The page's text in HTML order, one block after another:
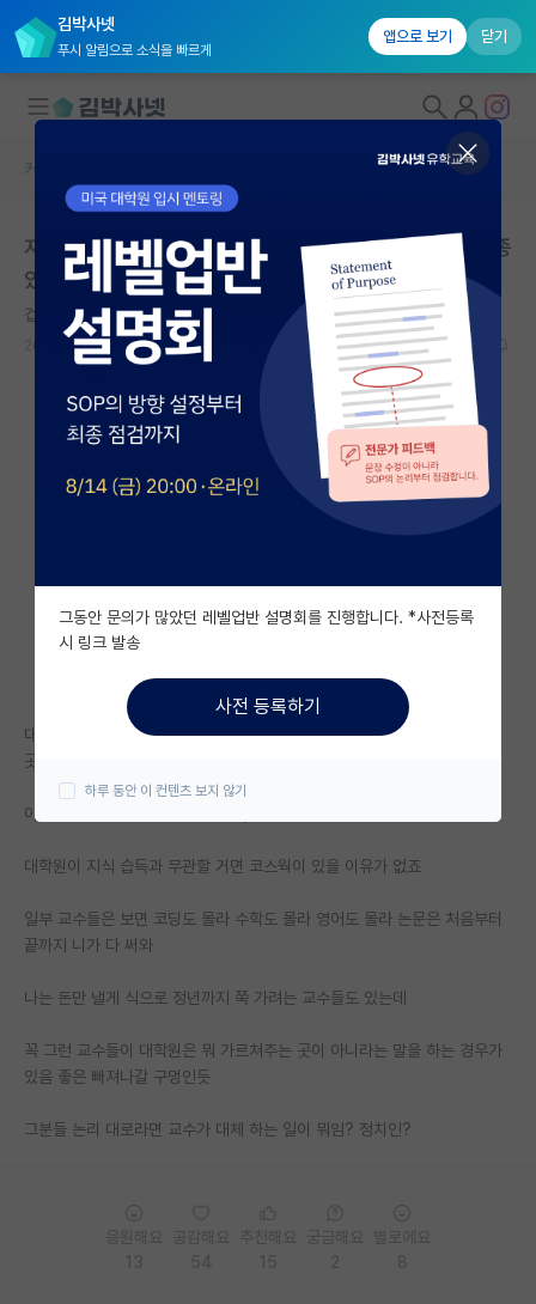
김박사넷
푸시 알림으로 소식을 빠르게
앱으로 보기 닫기
대학원생 모집
국내대학원 정보
연구실&오픈랩
커뮤니티
커뮤니티 홈
전체글보기
베스트 게시판
자유 게시판(아무개랩)
미국 유학 게시판
미국 대학원 합격 후기 게시판
대학원생 모집 게시판
연구실(PI) 홍보 게시판
석박사 채용 정보 게시판
임용 정보 게시판
임용 후기 게시판
커뮤니티 홈
자신의 무능력을 대학원의 특성에 호소하는 교수들도 종종
있는듯
겁먹은 갈릴레오 갈릴레이*
2024.03.07
45 14352
대학원은 부족한 거 가르쳐주는 곳이 아니라 이제까지 배운 걸로 연구하는
곳~
이 말은 거시적으로는 맞는 말인데,
대학원이 지식 습득과 무관할 거면 코스웍이 있을 이유가 없죠
일부 교수들은 보면 코딩도 몰라 수학도 몰라 영어도 몰라 논문은 처음부터
끝까지 니가 다 써와
나는 돈만 낼게 식으로 정년까지 쭉 가려는 교수들도 있는데
꼭 그런 교수들이 대학원은 뭐 가르쳐주는 곳이 아니라는 말을 하는 경우가
있음 좋은 빠져나갈 구멍인듯
그분들 논리 대로라면 교수가 대체 하는 일이 뭐임? 정치인?
그동안 문의가 많았던 레벨업반 설명회를 진행합니다. *사전등록
시 링크 발송
사전 등록하기
하루 동안 이 컨텐츠 보지 않기